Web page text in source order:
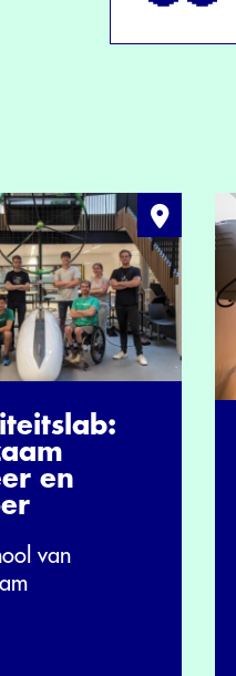
en
van